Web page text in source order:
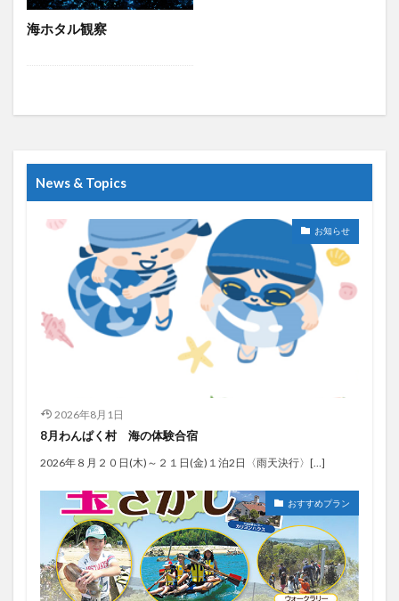
海ホタル観察
News & Topics
お知らせ
2026年8月1日
8月わんぱく村 海の体験合宿
2026年８月２０日(木)～２１日(金)１泊2日〈雨天決行〉[…]
おすすめプラン